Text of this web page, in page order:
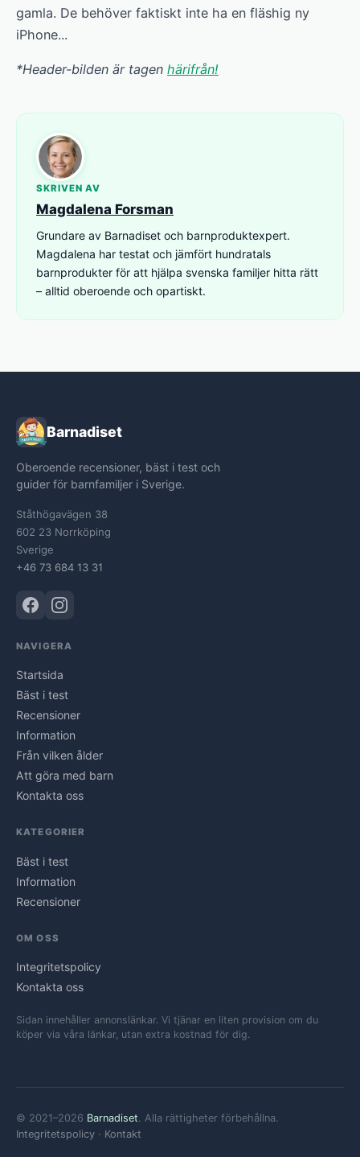
gamla. De behöver faktiskt inte ha en fläshig ny
iPhone...
*Header-bilden är tagen härifrån!
SKRIVEN AV
Magdalena Forsman
Grundare av Barnadiset och barnproduktexpert.
Magdalena har testat och jämfört hundratals
barnprodukter för att hjälpa svenska familjer hitta rätt
– alltid oberoende och opartiskt.
Barnadiset
Oberoende recensioner, bäst i test och
guider för barnfamiljer i Sverige.
Ståthögavägen 38
602 23 Norrköping
Sverige
+46 73 684 13 31
NAVIGERA
Startsida
Bäst i test
Recensioner
Information
Från vilken ålder
Att göra med barn
Kontakta oss
KATEGORIER
Bäst i test
Information
Recensioner
OM OSS
Integritetspolicy
Kontakta oss
Sidan innehåller annonslänkar. Vi tjänar en liten provision om du
köper via våra länkar, utan extra kostnad för dig.
© 2021–2026 Barnadiset. Alla rättigheter förbehållna.
Integritetspolicy · Kontakt